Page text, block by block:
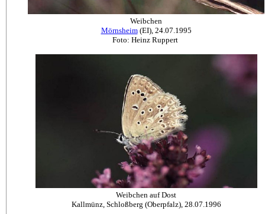
Weibchen
Mörnsheim(EI), 24.07.1995
Foto: Heinz Ruppert
Weibchen auf Dost
Kallmünz, Schloßberg (Oberpfalz), 28.07.1996